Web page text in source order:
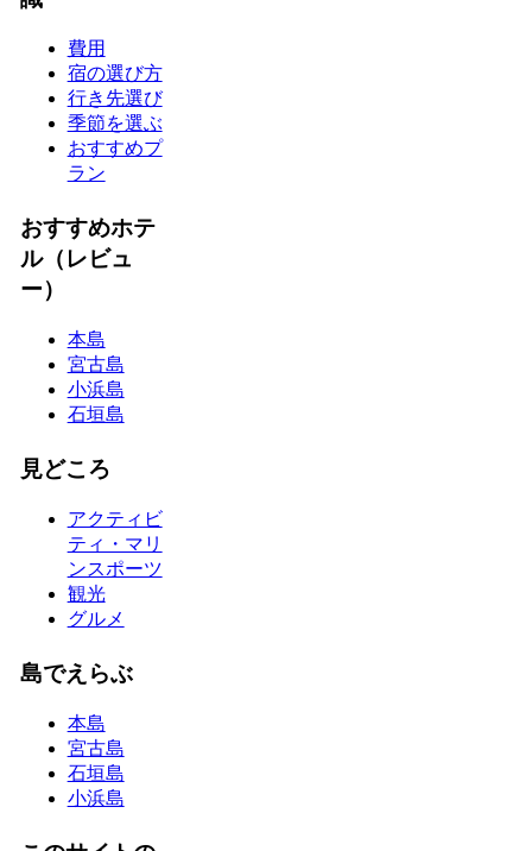
費用
宿の選び方
行き先選び
季節を選ぶ
おすすめプ
ラン
おすすめホテ
ル（レビュ
ー）
本島
宮古島
小浜島
石垣島
見どころ
アクティビ
ティ・マリ
ンスポーツ
観光
グルメ
島でえらぶ
本島
宮古島
石垣島
小浜島